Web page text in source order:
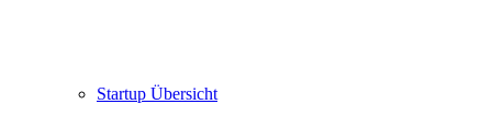
Startup Übersicht